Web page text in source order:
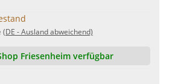
(DE - Ausland abweichend)
Friesenheim verfügbar